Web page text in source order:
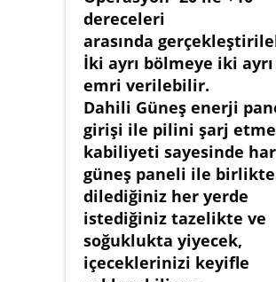
dereceleri
arasında
İki ayrı bölmeye iki ayrı
emri verilebilir.
Dahili Güneş enerji
girişi ile pilini şarj etme
kabiliyeti sayesinde
güneş paneli ile birlikte
dilediğiniz her yerde
istediğiniz tazelikte ve
soğuklukta yiyecek,
içeceklerinizi keyifle